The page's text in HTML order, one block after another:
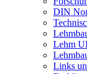
DIN
Lehm
Links